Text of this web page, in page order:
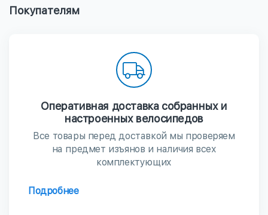
Покупателям
Оперативная доставка собранных и
настроенных велосипедов
Все товары перед доставкой мы проверяем
на предмет изъянов и наличия всех
комплектующих
Подробнее